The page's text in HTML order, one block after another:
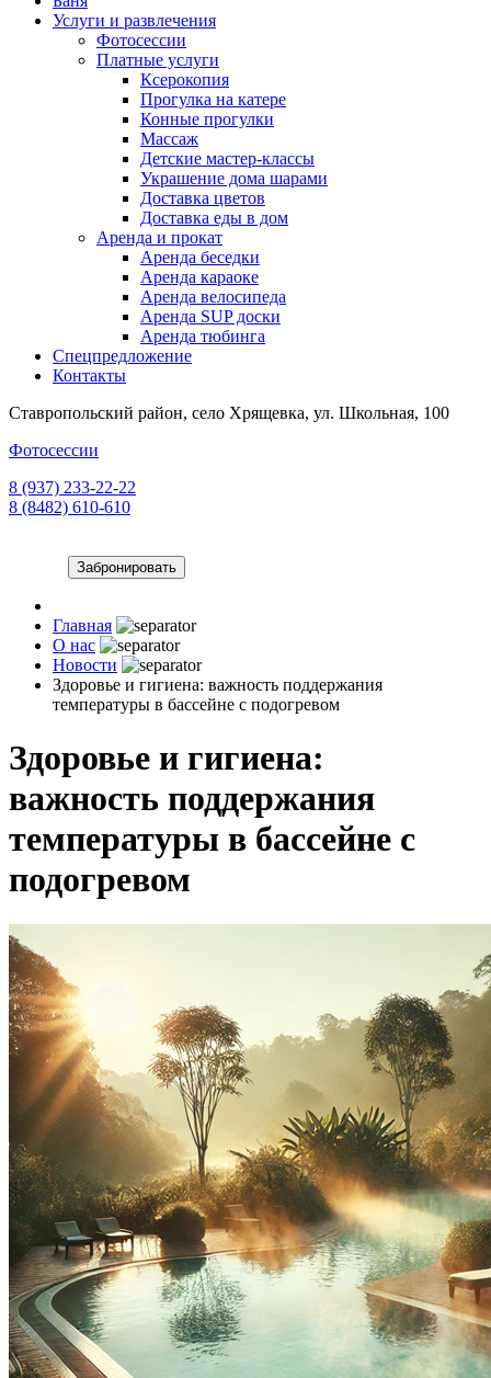
Услуги и развлечения
Фотосессии
Платные услуги
Ксерокопия
Прогулка на катере
Конные прогулки
Массаж
Детские мастер-классы
Украшение дома шарами
Доставка цветов
Доставка еды в дом
Аренда и прокат
Аренда беседки
Аренда караоке
Аренда велосипеда
Аренда SUP доски
Аренда тюбинга
Спецпредложение
Контакты
Ставропольский район, село Хрящевка, ул. Школьная, 100
Фотосессии
8 (937) 233-22-22
8 (8482) 610-610
Забронировать
Главная
О нас
Новости
Здоровье и гигиена: важность поддержания
температуры в бассейне с подогревом
Здоровье и гигиена:
важность поддержания
температуры в бассейне с
подогревом